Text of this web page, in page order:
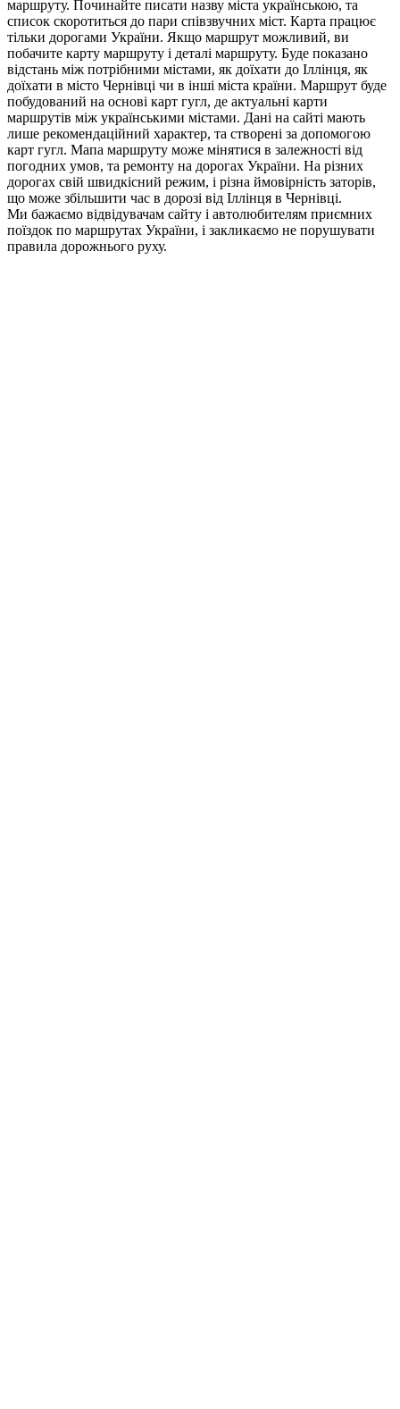
маршруту. Починайте писати назву міста українською, та
список скоротиться до пари співзвучних міст. Карта працює
тільки дорогами України. Якщо маршрут можливий, ви
побачите карту маршруту і деталі маршруту. Буде показано
відстань між потрібними містами, як доїхати до Іллінця, як
доїхати в місто Чернівці чи в інші міста країни. Маршрут буде
побудований на основі карт гугл, де актуальні карти
маршрутів між українськими містами. Дані на сайті мають
лише рекомендаційний характер, та створені за допомогою
карт гугл. Мапа маршруту може мінятися в залежності від
погодних умов, та ремонту на дорогах України. На різних
дорогах свій швидкісний режим, і різна ймовірність заторів,
що може збільшити час в дорозі від Іллінця в Чернівці.
Ми бажаємо відвідувачам сайту і автолюбителям приємних
поїздок по маршрутах України, і закликаємо не порушувати
правила дорожнього руху.